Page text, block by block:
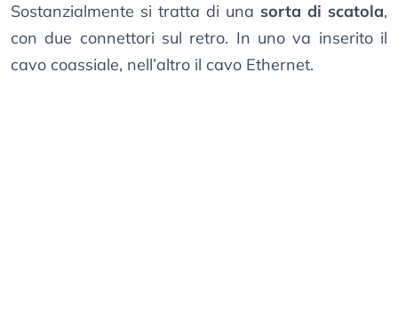
Sostanzialmente si tratta di una sorta di scatola,
con due connettori sul retro. In uno va inserito il
cavo coassiale, nell’altro il cavo Ethernet.